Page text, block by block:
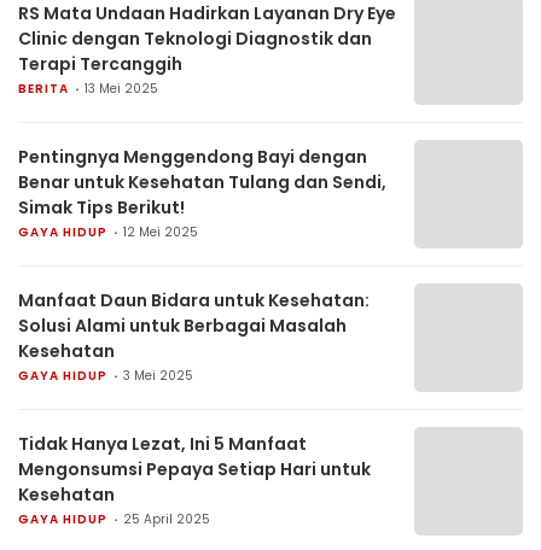
RS Mata Undaan Hadirkan Layanan Dry Eye
Clinic dengan Teknologi Diagnostik dan
Terapi Tercanggih
BERITA 13 Mei 2025
Pentingnya Menggendong Bayi dengan
Benar untuk Kesehatan Tulang dan Sendi,
Simak Tips Berikut!
GAYA HIDUP 12 Mei 2025
Manfaat Daun Bidara untuk Kesehatan:
Solusi Alami untuk Berbagai Masalah
Kesehatan
GAYA HIDUP 3 Mei 2025
Tidak Hanya Lezat, Ini 5 Manfaat
Mengonsumsi Pepaya Setiap Hari untuk
Kesehatan
GAYA HIDUP 25 April 2025